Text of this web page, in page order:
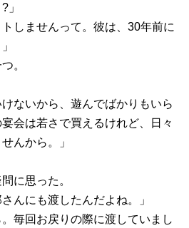
」
トしませんって。彼は、30年前に
。
けないから、遊んでばかりもいら
会は若さで買えるけれど、日々
んから。」
に思った。
んにも渡したんだよね。」
。毎回お戻りの際に渡していまし